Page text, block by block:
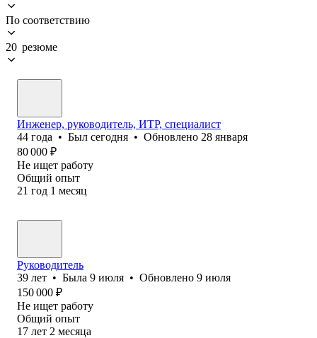
По соответствию
20 резюме
Инженер, руководитель, ИТР, специалист
44 года • Был сегодня • Обновлено 28 января
80 000 ₽
Не ищет работу
Общий опыт
21 год 1 месяц
Руководитель
39 лет • Была 9 июля • Обновлено 9 июля
150 000 ₽
Не ищет работу
Общий опыт
17 лет 2 месяца